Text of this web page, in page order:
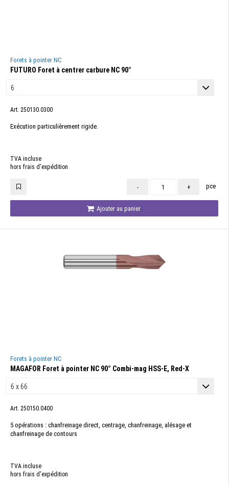
Forets à pointer NC
FUTURO Foret à centrer carbure NC 90°
Art. 250130.0300
Exécution particulièrement rigide.
TVA incluse
hors frais d'expédition
- + pce
Ajouter au panier
Forets à pointer NC
MAGAFOR Foret à pointer NC 90° Combi-mag HSS-E, Red-X
Art. 250150.0400
5 opérations : chanfreinage direct, centrage, chanfreinage, alésage et
chanfreinage de contours
TVA incluse
hors frais d'expédition